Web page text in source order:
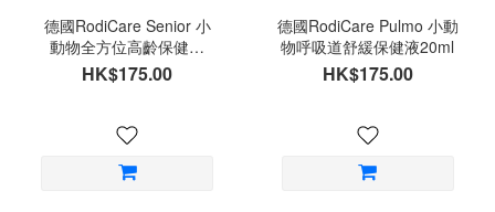
德國RodiCare Senior 小
動物全方位高齡保健液
20ml
HK$175.00
德國RodiCare Pulmo 小動
物呼吸道舒緩保健液20ml
HK$175.00